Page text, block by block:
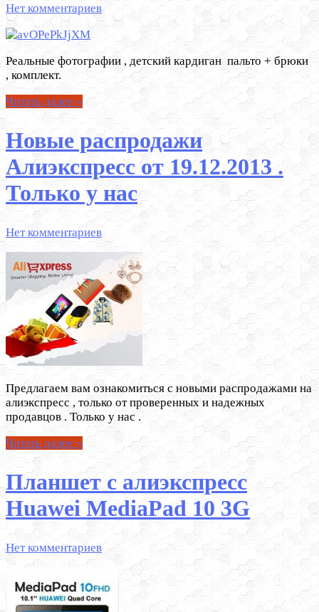
Нет комментариев
Реальные фотографии , детский кардиган пальто + брюки
, комплект.
Читать далее »
Новые распродажи
Алиэкспресс от 19.12.2013 .
Только у нас
Нет комментариев
Предлагаем вам ознакомиться с новыми распродажами на
алиэкспресс , только от проверенных и надежных
продавцов . Только у нас .
Читать далее »
Планшет с алиэкспресс
Huawei MediaPad 10 3G
Нет комментариев